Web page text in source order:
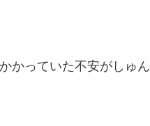
かっていた不安がしゅん